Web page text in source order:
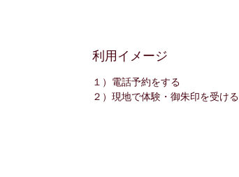
利用イメージ
１）電話予約をする
２）現地で体験・御朱印を受ける